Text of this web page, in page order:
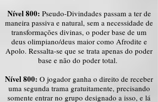
Nível 800: Pseudo-Divindades passam a ter de
maneira passiva e natural, sem a necessidade de
transformações divinas, o poder base de um
deus olimpiano/deus maior como Afrodite e
Apolo. Ressalta-se que se trata apenas do poder
base e não do poder total.
Nível 800: O jogador ganha o direito de receber
uma segunda trama gratuitamente, precisando
somente entrar no grupo designado a isso, e lá